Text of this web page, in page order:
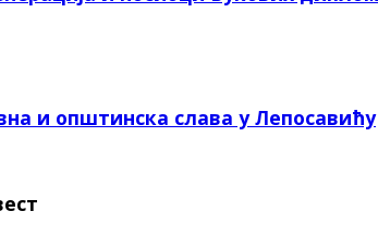
и општинска слава у Лепосавићу